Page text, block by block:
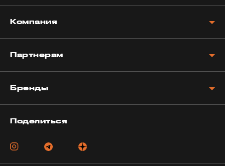
Компания
Партнерам
Бренды
Поделиться